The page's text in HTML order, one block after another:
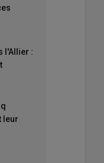
l'Allier :
leur
et